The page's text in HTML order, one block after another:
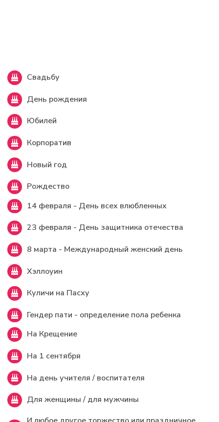
Свадьбу
День рождения
Юбилей
Корпоратив
Новый год
Рождество
14 февраля - День всех влюбленных
23 февраля - День защитника отечества
8 марта - Международный женский день
Хэллоуин
Куличи на Пасху
Гендер пати - определение пола ребенка
На Крещение
На 1 сентября
На день учителя / воспитателя
Для женщины / для мужчины